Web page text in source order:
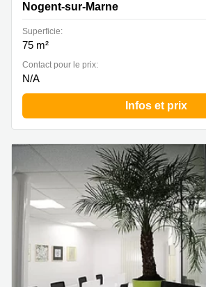
Nogent-sur-Marne
Superficie:
75 m²
Contact pour le prix:
N/A
Infos et prix